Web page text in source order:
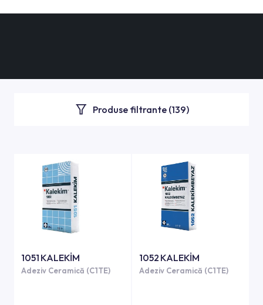
Produse filtrante (139)
1051 KALEKİM
Adeziv Ceramică (C1TE)
1052 KALEKİM
Adeziv Ceramică (C1TE)